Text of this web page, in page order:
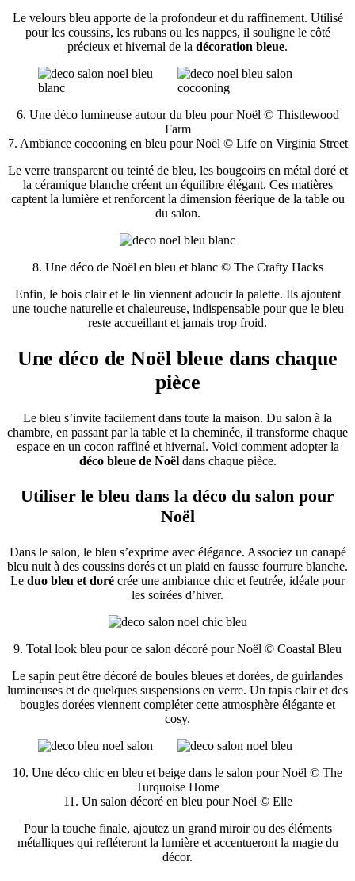
Le velours bleu apporte de la profondeur et du raffinement. Utilisé
pour les coussins, les rubans ou les nappes, il souligne le côté
précieux et hivernal de la décoration bleue.
6. Une déco lumineuse autour du bleu pour Noël © Thistlewood
Farm
7. Ambiance cocooning en bleu pour Noël © Life on Virginia Street
Le verre transparent ou teinté de bleu, les bougeoirs en métal doré et
la céramique blanche créent un équilibre élégant. Ces matières
captent la lumière et renforcent la dimension féerique de la table ou
du salon.
8. Une déco de Noël en bleu et blanc © The Crafty Hacks
Enfin, le bois clair et le lin viennent adoucir la palette. Ils ajoutent
une touche naturelle et chaleureuse, indispensable pour que le bleu
reste accueillant et jamais trop froid.
Une déco de Noël bleue dans chaque
pièce
Le bleu s’invite facilement dans toute la maison. Du salon à la
chambre, en passant par la table et la cheminée, il transforme chaque
espace en un cocon raffiné et hivernal. Voici comment adopter la
déco bleue de Noëldans chaque pièce.
Utiliser le bleu dans la déco du salon pour
Noël
Dans le salon, le bleu s’exprime avec élégance. Associez un canapé
bleu nuit à des coussins dorés et un plaid en fausse fourrure blanche.
Le duo bleu et doré crée une ambiance chic et feutrée, idéale pour
les soirées d’hiver.
9. Total look bleu pour ce salon décoré pour Noël © Coastal Bleu
Le sapin peut être décoré de boules bleues et dorées, de guirlandes
lumineuses et de quelques suspensions en verre. Un tapis clair et des
bougies dorées viennent compléter cette atmosphère élégante et
cosy.
10. Une déco chic en bleu et beige dans le salon pour Noël © The
Turquoise Home
11. Un salon décoré en bleu pour Noël © Elle
Pour la touche finale, ajoutez un grand miroir ou des éléments
métalliques qui refléteront la lumière et accentueront la magie du
décor.